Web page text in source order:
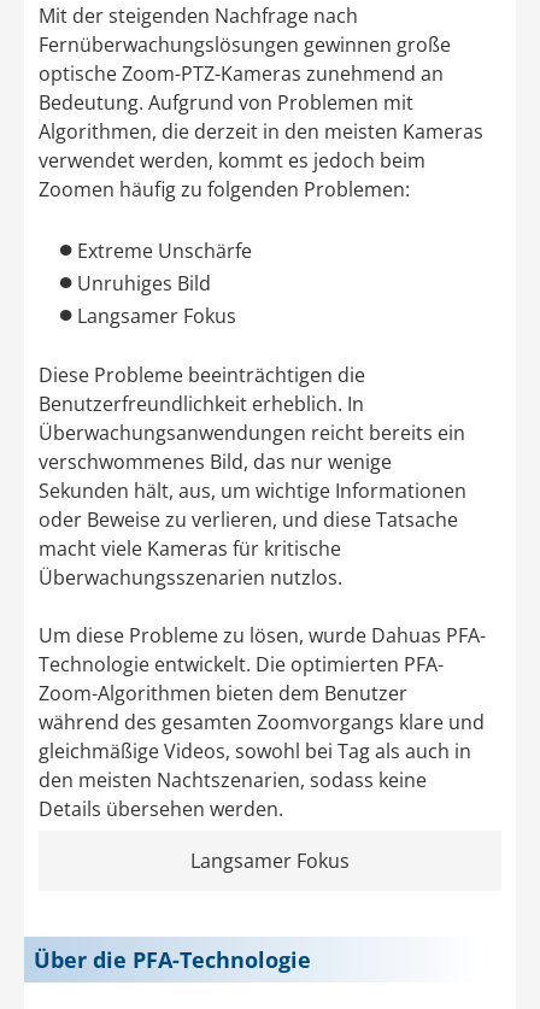
Mit der steigenden Nachfrage nach
Fernüberwachungslösungen gewinnen große
optische Zoom-PTZ-Kameras zunehmend an
Bedeutung. Aufgrund von Problemen mit
Algorithmen, die derzeit in den meisten Kameras
verwendet werden, kommt es jedoch beim
Zoomen häufig zu folgenden Problemen:
● Extreme Unschärfe
● Unruhiges Bild
● Langsamer Fokus
Diese Probleme beeinträchtigen die
Benutzerfreundlichkeit erheblich. In
Überwachungsanwendungen reicht bereits ein
verschwommenes Bild, das nur wenige
Sekunden hält, aus, um wichtige Informationen
oder Beweise zu verlieren, und diese Tatsache
macht viele Kameras für kritische
Überwachungsszenarien nutzlos.
Um diese Probleme zu lösen, wurde Dahuas PFA-
Technologie entwickelt. Die optimierten PFA-
Zoom-Algorithmen bieten dem Benutzer
während des gesamten Zoomvorgangs klare und
gleichmäßige Videos, sowohl bei Tag als auch in
den meisten Nachtszenarien, sodass keine
Details übersehen werden.
Langsamer Fokus
Über die PFA-Technologie